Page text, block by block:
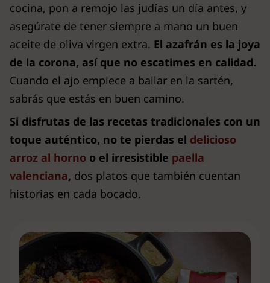
cocina, pon a remojo las judías un día antes, y
asegúrate de tener siempre a mano un buen
aceite de oliva virgen extra. El azafrán es la joya
de la corona, así que no escatimes en calidad.
Cuando el ajo empiece a bailar en la sartén,
sabrás que estás en buen camino.
Si disfrutas de las recetas tradicionales con un
toque auténtico, no te pierdas el delicioso
arroz al horno o el irresistible paella
valenciana, dos platos que también cuentan
historias en cada bocado.